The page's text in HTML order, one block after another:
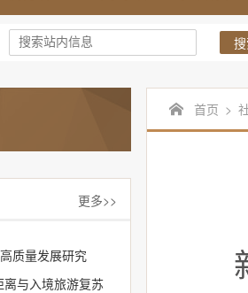
更多>>
质量发展研究
与入境旅游复苏
首页 >
新